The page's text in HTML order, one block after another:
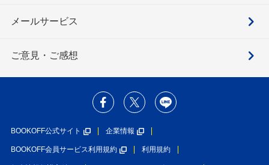
メールサービス
ご意見・ご感想
BOOKOFF公式サイト 企業情報
BOOKOFF会員サービス利用規約 利用規約